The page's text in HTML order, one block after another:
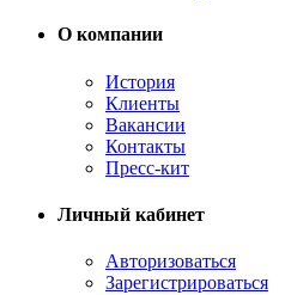
О компании
История
Клиенты
Вакансии
Контакты
Пресс-кит
Личный кабинет
Авторизоваться
Зарегистрироваться